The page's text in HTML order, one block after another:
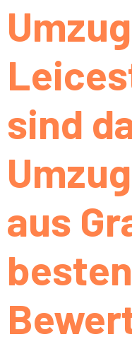
sind
aus
besten